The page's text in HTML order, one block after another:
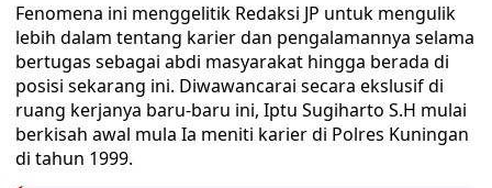
Fenomena ini menggelitik Redaksi JP untuk mengulik
lebih dalam tentang karier dan pengalamannya selama
bertugas sebagai abdi masyarakat hingga berada di
posisi sekarang ini. Diwawancarai secara ekslusif di
ruang kerjanya baru-baru ini, Iptu Sugiharto S.H mulai
berkisah awal mula Ia meniti karier di Polres Kuningan
di tahun 1999.